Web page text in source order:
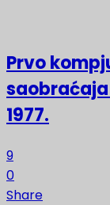
Prvo
saobraćaja
1977.
9
0
Share